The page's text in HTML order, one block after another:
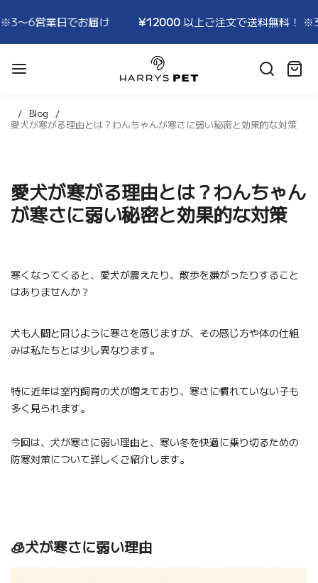
日でお届け ¥12000 以上ご注文で送料無料！ ※3〜6営業
HARRYSPET
カ
Blog
愛犬が寒がる理由とは？わんちゃんが寒さに弱い秘密と効果的な対策
愛犬が寒がる理由とは？わんちゃん
が寒さに弱い秘密と効果的な対策
寒くなってくると、愛犬が震えたり、散歩を嫌がったりすること
はありませんか？
犬も人間と同じように寒さを感じますが、その感じ方や体の仕組
みは私たちとは少し異なります。
特に近年は室内飼育の犬が増えており、寒さに慣れていない子も
多く見られます。
今回は、犬が寒さに弱い理由と、寒い冬を快適に乗り切るための
防寒対策について詳しくご紹介します。
🧊犬が寒さに弱い理由